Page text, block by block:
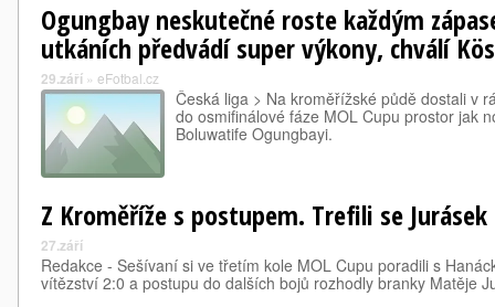
Ogungbay neskutečné roste každým
utkáních předvádí super výkony, chválí
29.září » eFotbal.cz
Česká liga > Na kroměřížské půdě dostali v
do osmifinálové fáze MOL Cupu prostor jak
Boluwatife Ogungbayi.
Z Kroměříže s postupem. Trefili se
27.září
Redakce - Sešívaní si ve třetím kole MOL Cupu poradili s
vítězství 2:0 a postupu do dalších bojů rozhodly branky Matěje